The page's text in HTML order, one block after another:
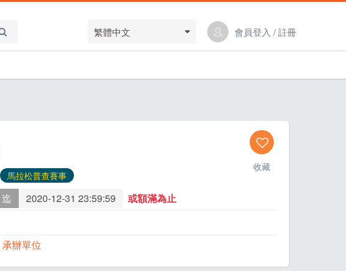
繁體中文 會員登入 / 註冊
收藏
馬拉松普查賽事
迄 2020-12-31 23:59:59 或額滿為止
承辦單位